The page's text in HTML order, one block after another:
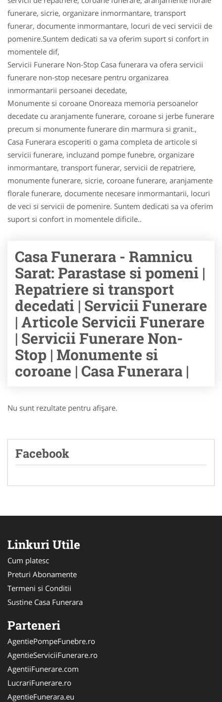
funerare, sicrie, organizare inmormantare, transport
funerar, documente inmormantare, locuri de veci servicii de
pomenire.Suntem dedicati sa va oferim suport si confort in
momentele dif,
Servicii Funerare Non-Stop Casa funerara va ofera servicii
funerare non-stop necesare pentru organizarea
inmormantarii persoanei decedate,
Monumente si coroane Onoreaza memoria persoanelor
decedate cu aranjamente funerare, coroane si jerbe funerare
precum si monumente funerare din marmura si granit.,
Casa Funerara escoperiti o gama completa de articole si
servicii funerare, incluzand pompe funebre, organizare
inmormantare, transport funerar, servicii de repatriere,
monumente funerare, sicrie, coroane funerare, aranjamente
florale funerare, documente necesare inmormantarii, locuri
de veci si servicii de pomenire. Suntem dedicati sa va oferim
suport si confort in momentele dificile..
Casa Funerara - Ramnicu
Sarat: Parastase si pomeni |
Repatriere si transport
decedati | Servicii Funerare
| Articole Servicii Funerare
| Servicii Funerare Non-
Stop | Monumente si
coroane | Casa Funerara |
Nu sunt rezultate pentru afişare.
Facebook
Linkuri Utile
Cum platesc
Preturi Abonamente
Termeni si Conditii
Sustine Casa Funerara
Parteneri
AgentiePompeFunebre.ro
AgentieServiciiFunerare.ro
AgentiiFunerare.com
LucrariFunerare.ro
AgentieFunerara.eu